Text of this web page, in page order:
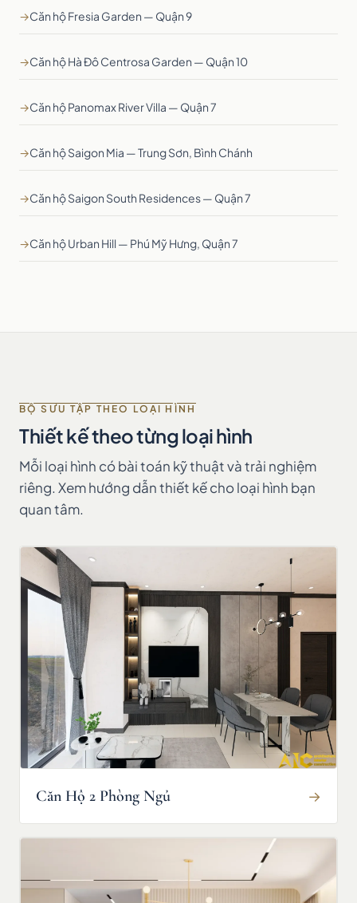
→Căn hộ Fresia Garden — Quận 9
→Căn hộ Hà Đô Centrosa Garden — Quận 10
→Căn hộ Panomax River Villa — Quận 7
→Căn hộ Saigon Mia — Trung Sơn, Bình Chánh
→Căn hộ Saigon South Residences — Quận 7
→Căn hộ Urban Hill — Phú Mỹ Hưng, Quận 7
BỘ SƯU TẬP THEO LOẠI HÌNH
Thiết kế theo từng loại hình
Mỗi loại hình có bài toán kỹ thuật và trải nghiệm
riêng. Xem hướng dẫn thiết kế cho loại hình bạn
quan tâm.
Căn Hộ 2 Phòng Ngủ →